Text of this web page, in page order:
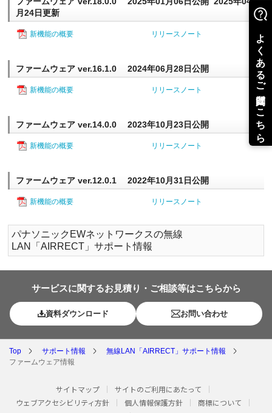
月24日更新
新機能の概要 リリースノート
ファームウェア ver.16.1.0 2024年06月28日公開
新機能の概要 リリースノート
ファームウェア ver.14.0.0 2023年10月23日公開
新機能の概要 リリースノート
ファームウェア ver.12.0.1 2022年10月31日公開
新機能の概要 リリースノート
パナソニックEWネットワークスの無線
LAN「AIRRECT」サポート情報
サービスに関するお見積り・ご相談等はこちらから
資料ダウンロード お問い合わせ
Top サポート情報
無線LAN「AIRRECT」サポート情報
ファームウェア情報
サイトマップ
サイトのご利用にあたって
ウェブアクセシビリティ方針
個人情報保護方針
商標について